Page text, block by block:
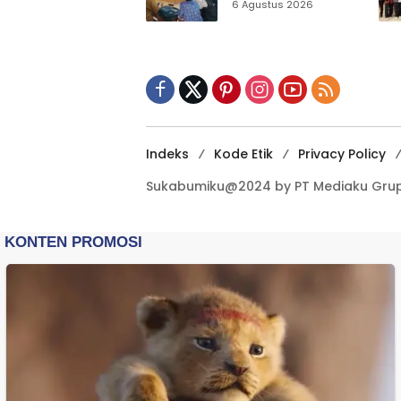
6 Agustus 2026
Indeks Kode Etik Privacy Policy
Sukabumiku@2024 by PT Mediaku